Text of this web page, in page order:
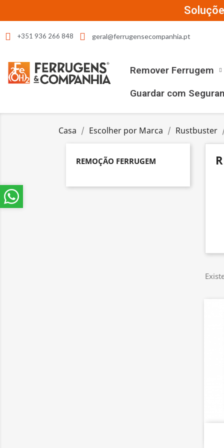
+351 936 266 848 geral@ferrugensecompanhia.pt
Remover Ferrugem
Guardar com
Casa Escolher por Marca Rustbuster
REMOÇÃO FERRUGEM